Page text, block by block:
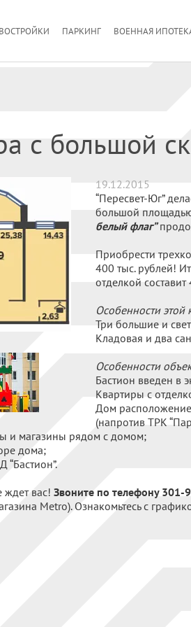
ПАРКИНГ ВОЕННАЯ
с большой
19.12.2015
“Пересвет-Юг”
большой
белый флаг”
Приобрести
400 тыс. рублей!
отделкой
Особенности этой
Три большие и
Кладовая и два
Особенности
Бастион введен в
Квартиры с
Дом
(напротив ТРК
и магазины рядом с домом;
дома;
ждет вас! Звоните по телефону 301-
Metro). Ознакомьтесь с